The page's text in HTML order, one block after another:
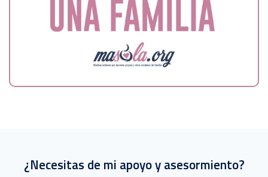
¿Necesitas de mi apoyo y asesormiento?